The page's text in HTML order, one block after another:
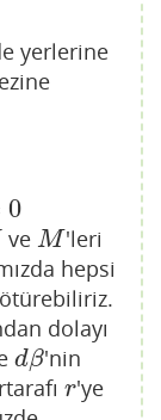
yerlerine
0
veM
M 'leri
hepsi
dolayı
dβ
dβ'nin
r
r'ye